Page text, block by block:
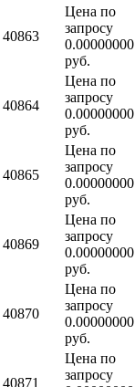
40863
Цена по
запросу
0.00000000
руб.
40864
Цена по
запросу
0.00000000
руб.
40865
Цена по
запросу
0.00000000
руб.
40869
Цена по
запросу
0.00000000
руб.
40870
Цена по
запросу
0.00000000
руб.
40871
Цена по
запросу